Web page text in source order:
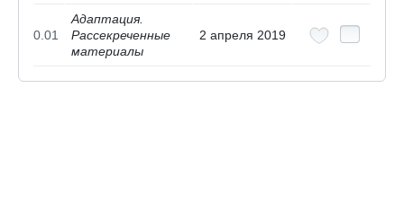
0.01
Адаптация.
Рассекреченные
материалы
2 апреля 2019